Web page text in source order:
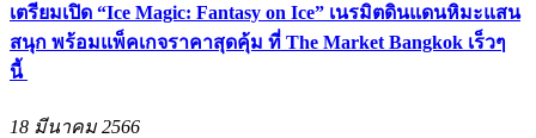
เตรียมเปิด “Ice Magic: Fantasy on Ice” เนรมิตดินแดนหิมะแสน
สนุก พร้อมแพ็คเกจราคาสุดคุ้ม ที่ The Market Bangkok เร็วๆ
นี้
18 มีนาคม 2566